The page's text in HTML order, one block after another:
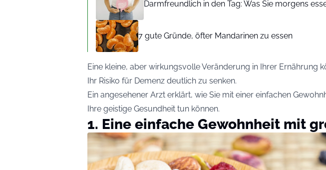
Darmfreundlich in den Tag: Was Sie morgens
7 gute Gründe, öfter Mandarinen zu essen
Eine kleine, aber wirkungsvolle Veränderung in Ihrer Ernährung
Ihr Risiko für Demenz deutlich zu senken.
Ein angesehener Arzt erklärt, wie Sie mit einer einfachen
Ihre geistige Gesundheit tun können.
1. Eine einfache Gewohnheit mit